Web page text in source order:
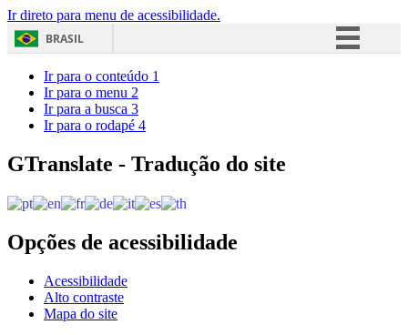
Ir direto para menu de acessibilidade.
BRASIL
Acesso à informação
Ir para o conteúdo 1
Ir para o menu 2
Ir para a busca 3
Ir para o rodapé 4
GTranslate - Tradução do site
Opções de acessibilidade
Acessibilidade
Alto contraste
Mapa do site